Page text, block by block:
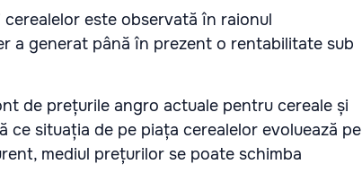
este observată în raionul
a generat până în prezent o rentabilitate sub
de prețurile angro actuale pentru cereale și
ce situația de pe piața cerealelor evoluează pe
mediul prețurilor se poate schimba